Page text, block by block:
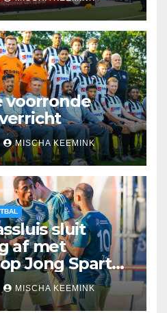
voorronde
MISCHA KEEMINK
sluit
af met
Jong Sparta
MISCHA KEEMINK